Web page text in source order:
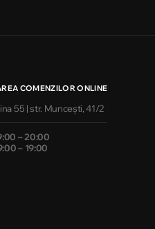
COMENZILOR ONLINE
55 | str. Muncești, 41/2
– 20:00
– 19:00